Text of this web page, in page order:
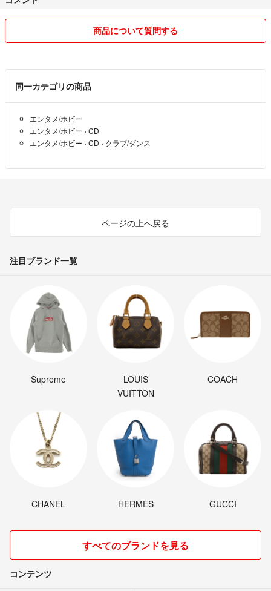
どうぞよろしくお願いします。
商品について質問する
同一カテゴリの商品
エンタメ/ホビー
エンタメ/ホビー › CD
エンタメ/ホビー › CD › クラブ/ダンス
ページの上へ戻る
注目ブランド一覧
Supreme
LOUIS
VUITTON
COACH
CHANEL HERMES GUCCI
すべてのブランドを見る
コンテンツ